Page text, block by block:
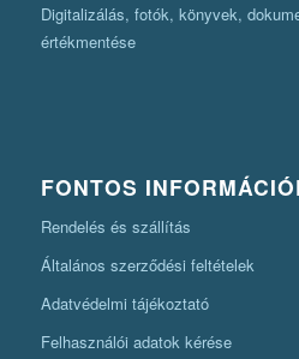
Digitalizálás, fotók, könyvek,
értékmentése
FONTOS
Rendelés és szállítás
Általános szerződési feltételek
Adatvédelmi tájékoztató
Felhasználói adatok kérése